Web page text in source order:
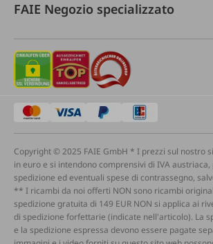
FAIE Negozio specializzato
Copyright © 2025 FAIE GmbH * I prezzi sul nostro
in euro e si intendono comprensivi di IVA austriaca,
spedizione ed eventuali spese di contrassegno,
** I ricambi da noi offerti NON sono ricambi
spedizione gratuita di 149 EUR NON si applica ai
di spedizione forfettarie (indicate nell'articolo). La
e la spedizione espressa devono essere pagate